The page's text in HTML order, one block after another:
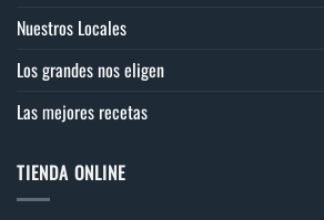
Nuestros Locales
Los grandes nos eligen
Las mejores recetas
TIENDA ONLINE